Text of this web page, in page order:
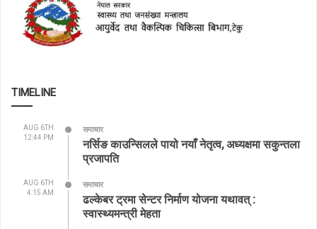
TIMELINE
AUG 6TH
12:44 PM
समाचार
नर्सिङ काउन्सिलले पायो नयाँ नेतृत्व, अध्यक्षमा सकुन्तला
प्रजापति
AUG 6TH
4:15 AM
समाचार
ढल्केबर ट्रमा सेन्टर निर्माण योजना यथावत् :
स्वास्थ्यमन्त्री मेहता